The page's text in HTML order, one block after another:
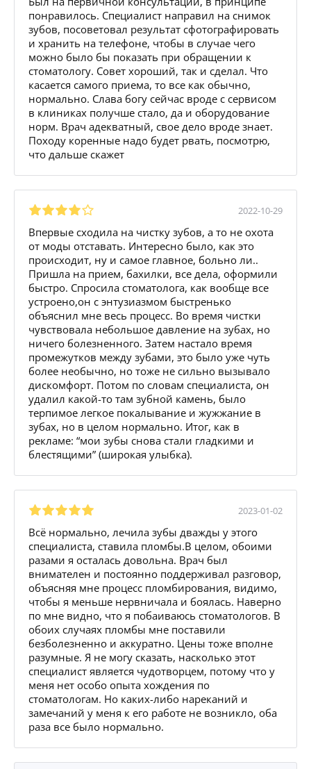
понравилось. Специалист направил на снимок
зубов, посоветовал результат сфотографировать
и хранить на телефоне, чтобы в случае чего
можно было бы показать при обращении к
стоматологу. Совет хороший, так и сделал. Что
касается самого приема, то все как обычно,
нормально. Слава богу сейчас вроде с сервисом
в клиниках получше стало, да и оборудование
норм. Врач адекватный, свое дело вроде знает.
Походу коренные надо будет рвать, посмотрю,
что дальше скажет
2022-10-29
Впервые сходила на чистку зубов, а то не охота
от моды отставать. Интересно было, как это
происходит, ну и самое главное, больно ли..
Пришла на прием, бахилки, все дела, оформили
быстро. Спросила стоматолога, как вообще все
устроено,он с энтузиазмом быстренько
объяснил мне весь процесс. Во время чистки
чувствовала небольшое давление на зубах, но
ничего болезненного. Затем настало время
промежутков между зубами, это было уже чуть
более необычно, но тоже не сильно вызывало
дискомфорт. Потом по словам специалиста, он
удалил какой-то там зубной камень, было
терпимое легкое покалывание и жужжание в
зубах, но в целом нормально. Итог, как в
рекламе: “мои зубы снова стали гладкими и
блестящими” (широкая улыбка).
2023-01-02
Всё нормально, лечила зубы дважды у этого
специалиста, ставила пломбы.В целом, обоими
разами я осталась довольна. Врач был
внимателен и постоянно поддерживал разговор,
объясняя мне процесс пломбирования, видимо,
чтобы я меньше нервничала и боялась. Наверно
по мне видно, что я побаиваюсь стоматологов. В
обоих случаях пломбы мне поставили
безболезненно и аккуратно. Цены тоже вполне
разумные. Я не могу сказать, насколько этот
специалист является чудотворцем, потому что у
меня нет особо опыта хождения по
стоматологам. Но каких-либо нареканий и
замечаний у меня к его работе не возникло, оба
раза все было нормально.